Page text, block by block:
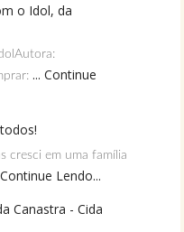
o Idol, da
... Continue
cresci em uma família
Continue Lendo...
Canastra - Cida